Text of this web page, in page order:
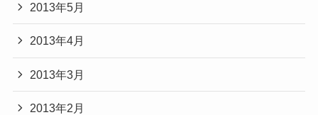
2013年5月
2013年4月
2013年3月
2013年2月